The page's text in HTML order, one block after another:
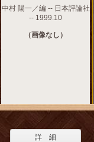
中村 陽一／編 -- 日本評論社
-- 1999.10
（画像なし）
詳 細